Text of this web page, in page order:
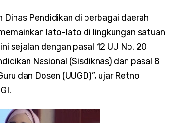
Dinas Pendidikan di berbagai daerah
lato-lato di lingkungan satuan
sejalan dengan pasal 12 UU No. 20
Nasional (Sisdiknas) dan pasal 8
dan Dosen (UUGD)”, ujar Retno